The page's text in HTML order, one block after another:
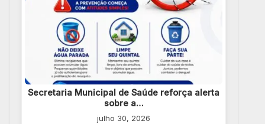
Secretaria Municipal de Saúde reforça alerta
sobre a…
julho 30, 2026